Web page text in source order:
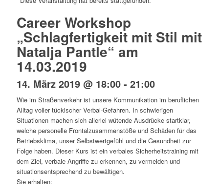
Career Workshop
„Schlagfertigkeit mit Stil mit
Natalja Pantle“ am
14.03.2019
14. März 2019 @ 18:00- 21:00
Wie im Straßenverkehr ist unsere Kommunikation im beruflichen
Alltag voller tückischer Verbal-Gefahren. In schwierigen
Situationen machen sich allerlei wütende Ausdrücke startklar,
welche personelle Frontalzusammenstöße und Schäden für das
Betriebsklima, unser Selbstwertgefühl und die Gesundheit zur
Folge haben. Dieser Kurs ist ein verbales Sicherheitstraining mit
dem Ziel, verbale Angriffe zu erkennen, zu vermeiden und
situationsentsprechend zu bewältigen.
Sie erhalten: